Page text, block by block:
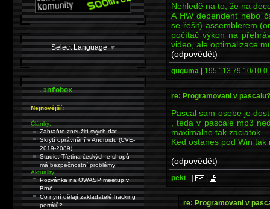
Nehledě na to, že na
A HW dependent nebo
se řešit) assemblerem
počítač výkon na
video, ale optimalizace
(odpovědět)
guguma | 195.113.79.10/
re: Programovani v pascalu?
Pascal sam osebe je
, teda v pascale mp3
maximalne tak zaciatok ...
Ked ostanes pod Win tak
(odpovědět)
peki_ | |
re: Programovani v
Select Language ▼
.Infobox
Nejnovější:
Články:
Zabraňte zneužití svých dat
Skrytí oprávnění v Androidu (CVE-
2019-2089)
Studie: Třetina českých e-shopů
má bezpečnostní problémy!
Aktuality:
Pozvánka na OWASP meetup v
Brně
Co nyní dělají zakladatelé hacking
portálů?